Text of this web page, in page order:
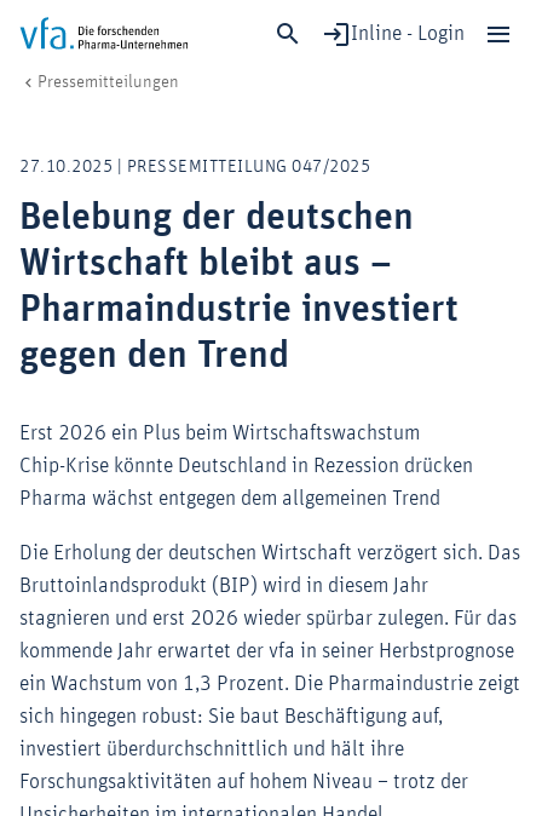
Inline - Login
Forschung & Entwicklung
Gesundheit & Versorgung
Wirtschaft & Standort
Digitalisierung & KI
Verband & Mitglieder
Pressemitteilungen
27.10.2025 | PRESSEMITTEILUNG 047/2025
Belebung der deutschen
Wirtschaft bleibt aus –
Pharmaindustrie investiert
gegen den Trend
Erst 2026 ein Plus beim Wirtschaftswachstum
Chip-Krise könnte Deutschland in Rezession drücken
Pharma wächst entgegen dem allgemeinen Trend
Die Erholung der deutschen Wirtschaft verzögert sich. Das
Bruttoinlandsprodukt (BIP) wird in diesem Jahr
stagnieren und erst 2026 wieder spürbar zulegen. Für das
kommende Jahr erwartet der vfa in seiner Herbstprognose
ein Wachstum von 1,3 Prozent. Die Pharmaindustrie zeigt
sich hingegen robust: Sie baut Beschäftigung auf,
investiert überdurchschnittlich und hält ihre
Forschungsaktivitäten auf hohem Niveau – trotz der